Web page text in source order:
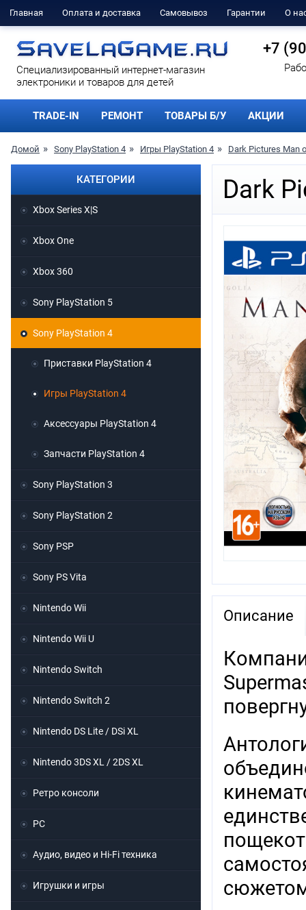
Главная Оплата и доставка Самовывоз Гарантии О
Cпециализированный интернет-магазин
электроники и товаров для детей
+7
TRADE-IN РЕМОНТ ТОВАРЫ Б/У АКЦИИ
Домой Sony PlayStation 4 Игры PlayStation 4 Dark Pictures Man
Dark
Описание
КАТЕГОРИИ
Xbox Series X|S
Xbox One
Xbox 360
Sony PlayStation 5
Sony PlayStation 4
Приставки PlayStation 4
Игры PlayStation 4
Аксессуары PlayStation 4
Запчасти PlayStation 4
Sony PlayStation 3
Sony PlayStation 2
Sony PSP
Sony PS Vita
Nintendo Wii
Nintendo Wii U
Nintendo Switch
Nintendo Switch 2
Nintendo DS Lite / DSi XL
Nintendo 3DS XL / 2DS XL
Ретро консоли
PC
Аудио, видео и Hi-Fi техника
Игрушки и игры